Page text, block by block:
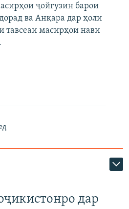
ҷойгузин барои
ва Анқара дар ҳоли
тавсеаи масирҳои нави
дар